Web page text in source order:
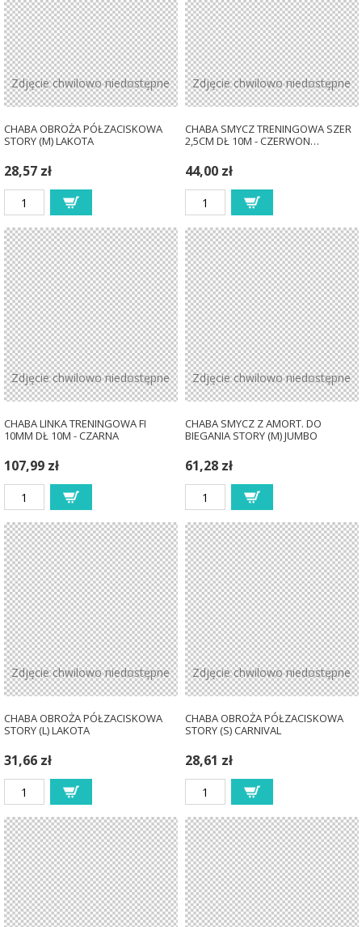
Zdjęcie chwilowo niedostępne
CHABA OBROŻA PÓŁZACISKOWA
STORY (M) LAKOTA
28,57 zł
Zdjęcie chwilowo niedostępne
CHABA SMYCZ TRENINGOWA SZER
2,5CM DŁ 10M - CZERWON…
44,00 zł
Zdjęcie chwilowo niedostępne
CHABA LINKA TRENINGOWA FI
10MM DŁ 10M - CZARNA
107,99 zł
Zdjęcie chwilowo niedostępne
CHABA SMYCZ Z AMORT. DO
BIEGANIA STORY (M) JUMBO
61,28 zł
Zdjęcie chwilowo niedostępne
CHABA OBROŻA PÓŁZACISKOWA
STORY (L) LAKOTA
31,66 zł
Zdjęcie chwilowo niedostępne
CHABA OBROŻA PÓŁZACISKOWA
STORY (S) CARNIVAL
28,61 zł